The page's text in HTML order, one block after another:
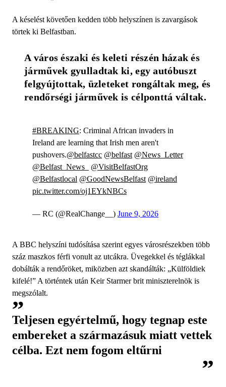
A késelést követően kedden több helyszínen is zavargások
törtek ki Belfastban.
A város északi és keleti részén házak és
járművek gyulladtak ki, egy autóbuszt
felgyújtottak, üzleteket rongáltak meg, és
rendőrségi járművek is célponttá váltak.
#BREAKING: Criminal African invaders in
Ireland are learning that Irish men aren't
pushovers.@belfastcc @belfast @News_Letter
@Belfast_News_
@VisitBelfastOrg
@Belfastlocal @GoodNewsBelfast @ireland
pic.twitter.com/oj1EYkNBCs
— RC (@RealChange__) June 9, 2026
A BBC helyszíni tudósítása szerint egyes városrészekben több
száz maszkos férfi vonult az utcákra. Üvegekkel és téglákkal
dobálták a rendőröket, miközben azt skandálták: „Külföldiek
kifelé!” A történtek után Keir Starmer brit miniszterelnök is
megszólalt.
Teljesen egyértelmű, hogy tegnap este
embereket a származásuk miatt vettek
célba. Ezt nem fogom eltűrni